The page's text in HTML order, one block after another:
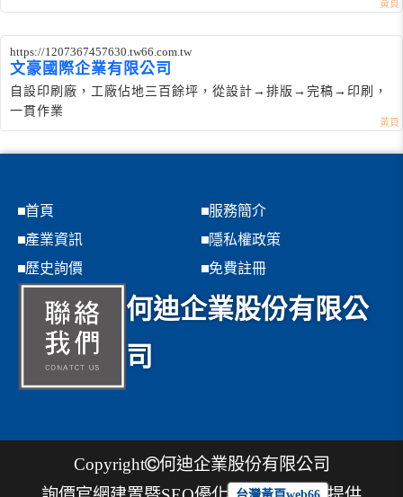
https://1207367457630.tw66.com.tw
文豪國際企業有限公司
自設印刷廠，工廠佔地三百餘坪，從設計→排版→完稿→印刷，
一貫作業
首頁
服務簡介
產業資訊
隱私權政策
歷史詢價
免費註冊
何迪企業股份有限公
司
Copyright
何迪企業股份有限公司